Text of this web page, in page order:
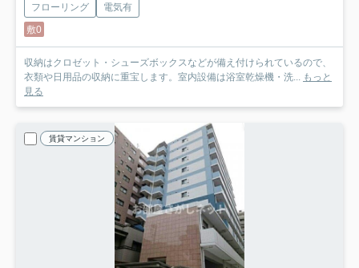
フローリング
電気有
敷0
収納はクロゼット・シューズボックスなどが備え付けられているので、
衣類や日用品の収納に重宝します。室内設備は浴室乾燥機・洗... もっと
見る
賃貸マンション